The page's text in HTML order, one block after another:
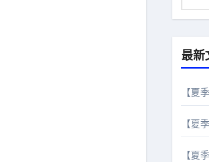
最新
【夏
【夏
【夏